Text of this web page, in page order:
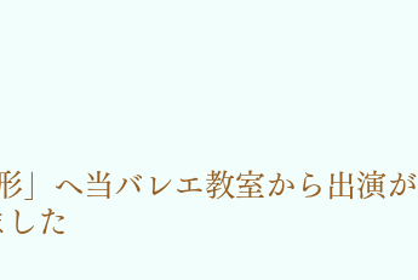
」へ当バレエ教室から出演が
た